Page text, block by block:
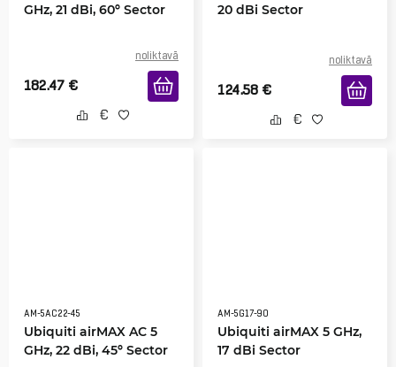
GHz, 21 dBi, 60º Sector
noliktavā
182.47 €
20 dBi Sector
noliktavā
124.58 €
AM-5AC22-45
Ubiquiti airMAX AC 5
GHz, 22 dBi, 45º Sector
AM-5G17-90
Ubiquiti airMAX 5 GHz,
17 dBi Sector